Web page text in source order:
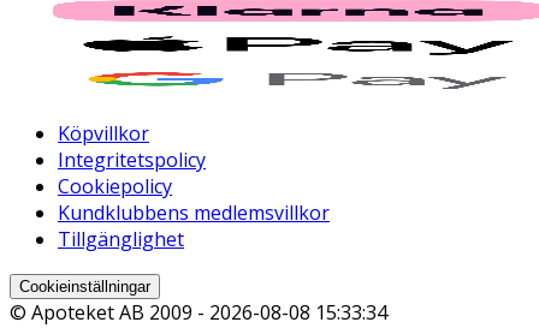
Köpvillkor
Integritetspolicy
Cookiepolicy
Kundklubbens medlemsvillkor
Tillgänglighet
Cookieinställningar
© Apoteket AB 2009 - 2026-08-08 15:33:34